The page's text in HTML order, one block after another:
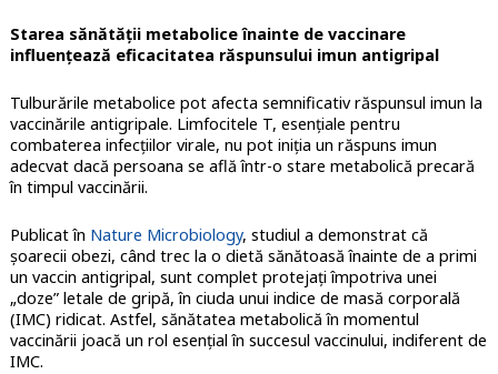
Starea sănătății metabolice înainte de vaccinare
influențează eficacitatea răspunsului imun antigripal
Tulburările metabolice pot afecta semnificativ răspunsul imun la
vaccinările antigripale. Limfocitele T, esențiale pentru
combaterea infecțiilor virale, nu pot iniția un răspuns imun
adecvat dacă persoana se află într-o stare metabolică precară
în timpul vaccinării.
Publicat în Nature Microbiology, studiul a demonstrat că
șoarecii obezi, când trec la o dietă sănătoasă înainte de a primi
un vaccin antigripal, sunt complet protejați împotriva unei
„doze” letale de gripă, în ciuda unui indice de masă corporală
(IMC) ridicat. Astfel, sănătatea metabolică în momentul
vaccinării joacă un rol esențial în succesul vaccinului, indiferent de
IMC.